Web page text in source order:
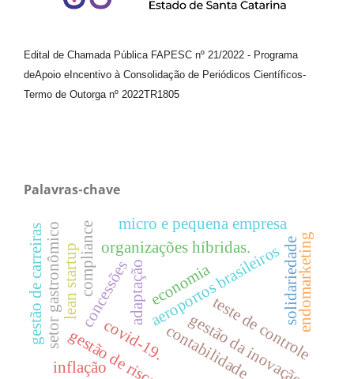
Edital de Chamada Pública FAPESC nº 21/2022 - Programa
deApoio e Incentivo à Consolidação de Periódicos Científicos-
Termo de Outorga nº 2022TR1805
Palavras-chave
covid-19.
concessões aeroportos brasileiros
organizações híbridas.
teste de controle
gestão de riscos
compliance
lean startup
gestão da inovação
setor gastronômico micro e pequena empresa
adaptação solidariedade
economia endomarketing
contabilidade
inflação
gestão de carreiras